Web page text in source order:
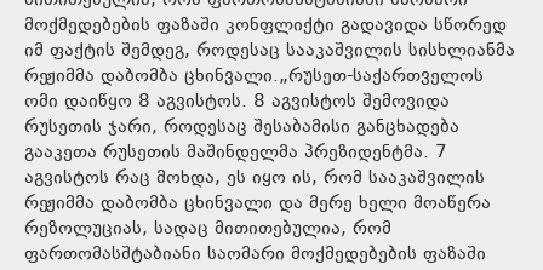
მოქმედებების ფაზაში კონფლიქტი გადავიდა სწორედ
იმ ფაქტის შემდეგ, როდესაც სააკაშვილის სისხლიანმა
რეჟიმმა დაბომბა ცხინვალი.„რუსეთ-საქართველოს
ომი დაიწყო 8 აგვისტოს. 8 აგვისტოს შემოვიდა
რუსეთის ჯარი, როდესაც შესაბამისი განცხადება
გააკეთა რუსეთის მაშინდელმა პრეზიდენტმა. 7
აგვისტოს რაც მოხდა, ეს იყო ის, რომ სააკაშვილის
რეჟიმმა დაბომბა ცხინვალი და მერე ხელი მოაწერა
რეზოლუციას, სადაც მითითებულია, რომ
ფართომასშტაბიანი საომარი მოქმედებების ფაზაში